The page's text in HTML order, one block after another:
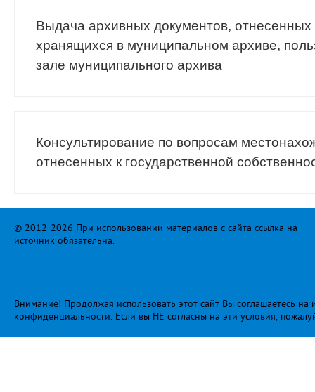
Выдача архивных документов, отнесенных
хранящихся в муниципальном архиве,
зале муниципального архива
Консультирование по вопросам
отнесенных к государственной
© 2012-2026 При использовании материалов с сайта ссылка на
источник обязательна.
Внимание! Продолжая использовать этот сайт Вы соглашаетесь
конфиденциальности. Если вы НЕ согласны на эти условия,